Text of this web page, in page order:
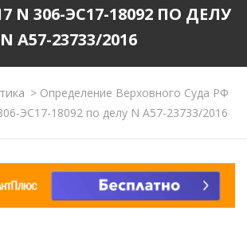
N 306-ЭС17-18092 ПО ДЕЛУ
N А57-23733/2016
>Определение Верховного Суда РФ
ЭС17-18092 по делу N А57-23733/2016